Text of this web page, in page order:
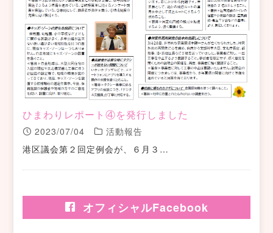
ひまわりレポート④を発行しました
2023/07/04
活動報告
港区議会第２回定例会が、６月３…
オフィシャルFacebook